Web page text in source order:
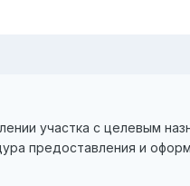
участка с целевым
предоставления и